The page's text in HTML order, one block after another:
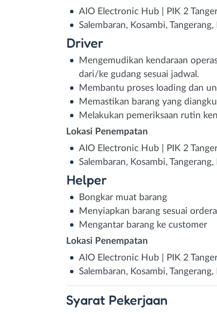
AIO Electronic Hub | PIK 2
Salembaran, Kosambi, Tangerang,
Driver
Mengemudikan kendaraan
dari/ke gudang sesuai jadwal.
Membantu proses loading dan
Memastikan barang yang
Melakukan pemeriksaan rutin
Lokasi Penempatan
AIO Electronic Hub | PIK 2
Salembaran, Kosambi, Tangerang,
Helper
Bongkar muat barang
Menyiapkan barang sesuai
Mengantar barang ke customer
Lokasi Penempatan
AIO Electronic Hub | PIK 2
Salembaran, Kosambi, Tangerang,
Syarat Pekerjaan